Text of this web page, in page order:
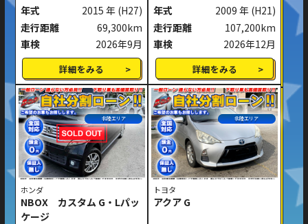
年式
2015 年 (H27)
走行距離
69,300km
車検
2026年9月
詳細をみる
年式
2009 年 (H21)
走行距離
107,200km
車検
2026年12月
詳細をみる
北陸エリア
ホンダ
NBOX カスタム G・Lパッ
ケージ
北陸エリア
トヨタ
アクア G